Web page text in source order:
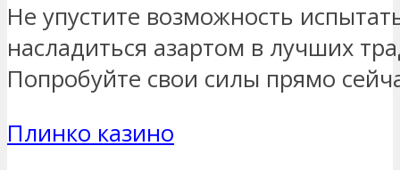
Не упустите возможность
насладиться азартом в лучших
Попробуйте свои силы прямо
Плинко казино